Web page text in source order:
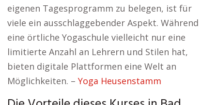
eigenen Tagesprogramm zu belegen, ist für
viele ein ausschlaggebender Aspekt. Während
eine örtliche Yogaschule vielleicht nur eine
limitierte Anzahl an Lehrern und Stilen hat,
bieten digitale Plattformen eine Welt an
Möglichkeiten. – Yoga Heusenstamm